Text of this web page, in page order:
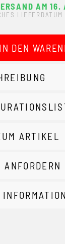
AM 16.
Wert ein
IN DEN
ARTIKEL
ANFORDERN